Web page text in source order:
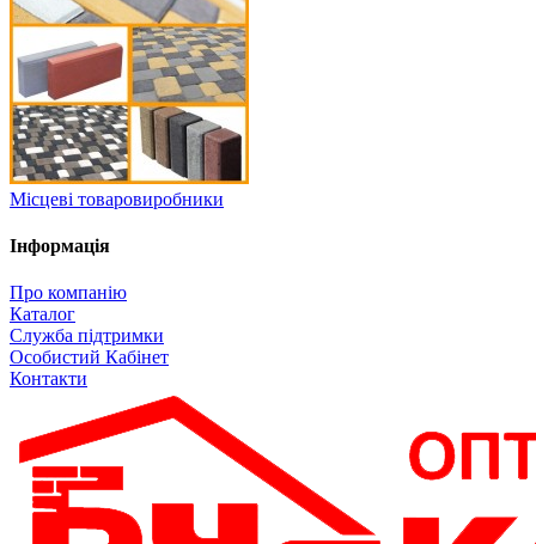
Місцеві товаровиробники
Інформація
Про компанію
Каталог
Служба підтримки
Особистий Кабінет
Контакти